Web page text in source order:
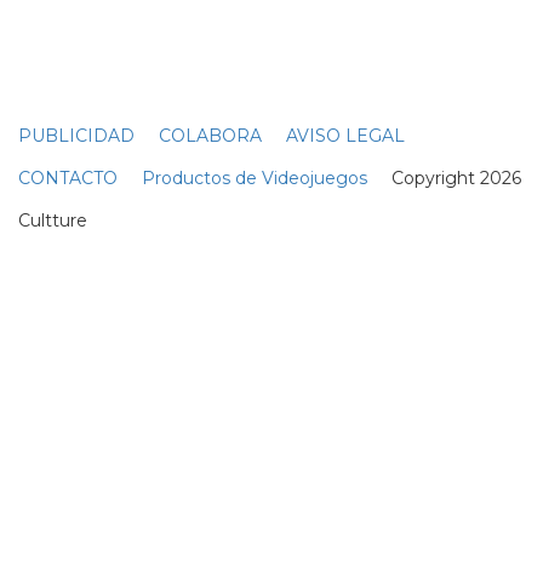
PUBLICIDAD COLABORA
AVISO LEGAL
CONTACTO
Productos de Videojuegos Copyright 2026
Cultture